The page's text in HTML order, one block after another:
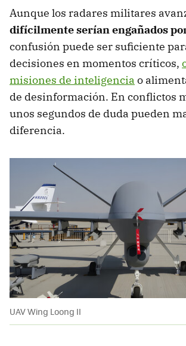
Aunque los radares militares
difícilmente serían engañados
confusión puede ser suficiente
decisiones en momentos críticos,
misiones de inteligencia o
de desinformación. En conflictos
unos segundos de duda pueden
diferencia.
UAV Wing Loong II